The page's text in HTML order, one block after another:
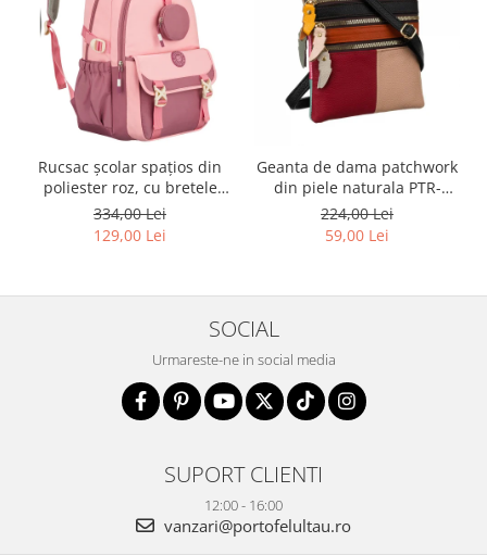
Rucsac școlar spațios din
poliester roz, cu bretele
reglabile - Peterson PTR-
PTN 8610-1327 PINK
334,00 Lei
129,00 Lei
Geanta de dama patchwork
din piele naturala PTR-
1718-SKL-6922 MULTI
224,00 Lei
59,00 Lei
SOCIAL
Urmareste-ne in social media
SUPORT CLIENTI
12:00 - 16:00
vanzari@portofelultau.ro